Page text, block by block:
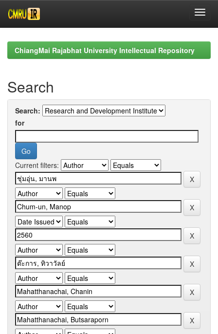
navigationChiangMai Rajabhat University Intellectual Repository
Search
Search:
for
Current filters: